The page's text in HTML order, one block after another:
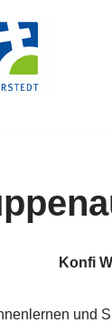
Konfi
und